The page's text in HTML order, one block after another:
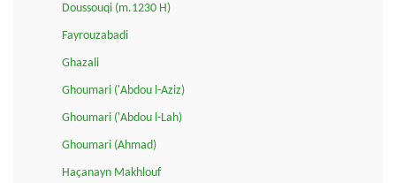
Doussouqi (m.1230 H)
Fayrouzabadi
Ghazali
Ghoumari ('Abdou l-Aziz)
Ghoumari ('Abdou l-Lah)
Ghoumari (Ahmad)
Haçanayn Makhlouf